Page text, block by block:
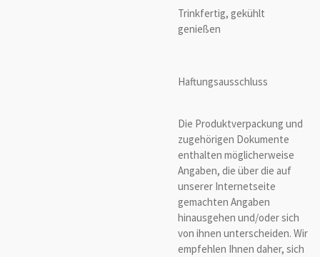
Trinkfertig, gekühlt
genießen
Haftungsausschluss
Die Produktverpackung und
zugehörigen Dokumente
enthalten möglicherweise
Angaben, die über die auf
unserer Internetseite
gemachten Angaben
hinausgehen und/oder sich
von ihnen unterscheiden. Wir
empfehlen Ihnen daher, sich